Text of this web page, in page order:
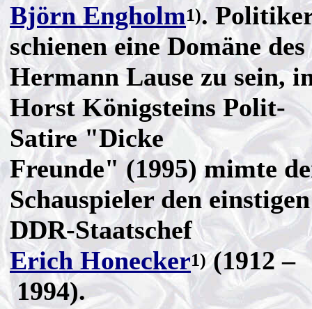
Björn Engholm1).
schienen eine Domäne des
Hermann Lause zu sein,
Horst Königsteins Polit-
Satire "Dicke
Freunde" (1995) mimte
Schauspieler den einstigen
DDR-Staatschef
Erich Honecker1)(1912 –
1994).